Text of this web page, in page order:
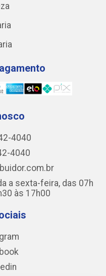
4040
4040
a sexta-feira, das 07h
às 17h00